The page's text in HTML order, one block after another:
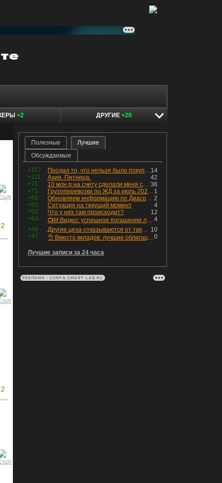
+2 ДРУГИЕ +20
2
2
Полезные
Лучшие
Обсуждаемые
+117 14
Продал то, что нельзя было покупать. Изменения в портфеле
+111
42
Азия. Пятница.
+71
36
10 млн р на счету сделали меня счастливым? Ожидание vs Реальность!
+71
1
Грузоперевозки по ЖД за июль 2026 г. — четвёртый месяц подряд роста, чёрные металлы на уровне прошлого года, а каменный уголь в плюсе.
+61
2
Обновляем информацию по Диасофту: дивиденды и выкуп
+60
4
Ситуация на текущий момент
+52
12
Что у них там происходит?
+50
4
📺М.Видео: успешное погашение любимого флоатера
+49
10
Другие цеха отказываются от таких деталей — а мы построили на них производство с оборотом 70 млн
+47
0
👌 Вместо вкладов: лучшие облигации — только супер надёжные
Лучшие записи за 24 часа
РЕКЛАМА • CONFA.SMART-LAB.RU